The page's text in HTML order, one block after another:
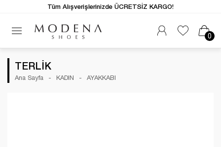
0
Tüm Alışverişlerinizde ÜCRETSİZ KARGO!
TERLİK
Ana Sayfa KADIN AYAKKABI